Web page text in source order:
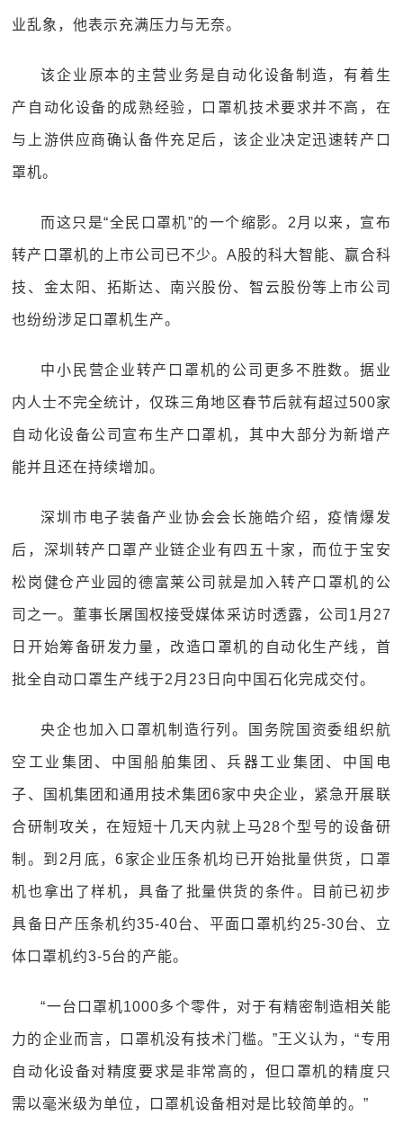
业乱象，他表示充满压力与无奈。
该企业原本的主营业务是自动化设备制造，有着生
产自动化设备的成熟经验，口罩机技术要求并不高，在
与上游供应商确认备件充足后，该企业决定迅速转产口
罩机。
而这只是“全民口罩机”的一个缩影。2月以来，宣布
转产口罩机的上市公司已不少。A股的科大智能、赢合科
技、金太阳、拓斯达、南兴股份、智云股份等上市公司
也纷纷涉足口罩机生产。
中小民营企业转产口罩机的公司更多不胜数。据业
内人士不完全统计，仅珠三角地区春节后就有超过500家
自动化设备公司宣布生产口罩机，其中大部分为新增产
能并且还在持续增加。
深圳市电子装备产业协会会长施皓介绍，疫情爆发
后，深圳转产口罩产业链企业有四五十家，而位于宝安
松岗健仓产业园的德富莱公司就是加入转产口罩机的公
司之一。董事长屠国权接受媒体采访时透露，公司1月27
日开始筹备研发力量，改造口罩机的自动化生产线，首
批全自动口罩生产线于2月23日向中国石化完成交付。
央企也加入口罩机制造行列。国务院国资委组织航
空工业集团、中国船舶集团、兵器工业集团、中国电
子、国机集团和通用技术集团6家中央企业，紧急开展联
合研制攻关，在短短十几天内就上马28个型号的设备研
制。到2月底，6家企业压条机均已开始批量供货，口罩
机也拿出了样机，具备了批量供货的条件。目前已初步
具备日产压条机约35-40台、平面口罩机约25-30台、立
体口罩机约3-5台的产能。
“一台口罩机1000多个零件，对于有精密制造相关能
力的企业而言，口罩机没有技术门槛。”王义认为，“专用
自动化设备对精度要求是非常高的，但口罩机的精度只
需以毫米级为单位，口罩机设备相对是比较简单的。”